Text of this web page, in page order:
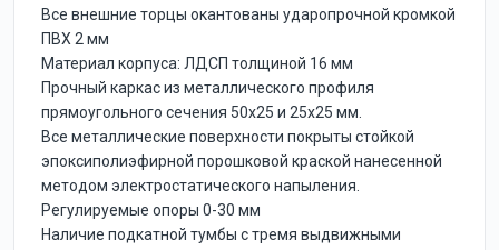
Все внешние торцы окантованы ударопрочной кромкой
ПВХ 2 мм
Материал корпуса: ЛДСП толщиной 16 мм
Прочный каркас из металлического профиля
прямоугольного сечения 50х25 и 25х25 мм.
Все металлические поверхности покрыты стойкой
эпоксиполиэфирной порошковой краской нанесенной
методом электростатического напыления.
Регулируемые опоры 0-30 мм
Наличие подкатной тумбы с тремя выдвижными